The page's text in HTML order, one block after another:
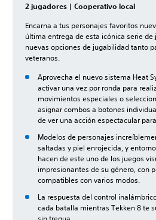
2 jugadores | Cooperativo local
Encarna a tus personajes favoritos
última entrega de esta icónica serie de
nuevas opciones de jugabilidad tanto
veteranos.
Aprovecha el nuevo sistema Heat
activar una vez por ronda para
movimientos especiales o
asignar combos a botones
de ver una acción espectacular
Modelos de personajes
saltadas y piel enrojecida, y
hacen de este uno de los juegos
impresionantes de su género, con
compatibles con varios modos.
La respuesta del control
cada batalla mientras Tekken 8 te